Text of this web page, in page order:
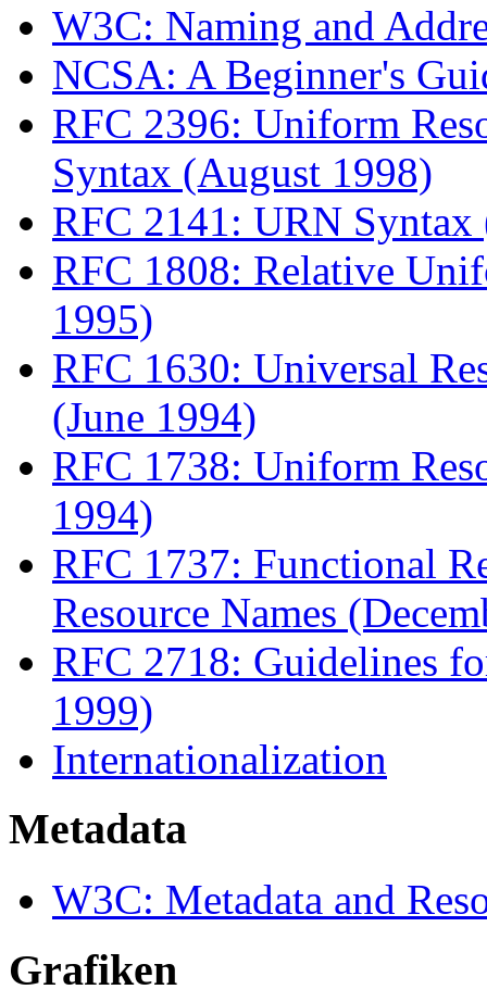
W3C: Naming and
NCSA: A Beginner's
RFC 2396: Uniform
Syntax (August 1998)
RFC 2141: URN
RFC 1808: Relative
1995)
RFC 1630: Universal
(June 1994)
RFC 1738: Uniform
1994)
RFC 1737: Functional
Resource Names
RFC 2718: Guidelines
1999)
Internationalization
Metadata
W3C: Metadata and
Grafiken